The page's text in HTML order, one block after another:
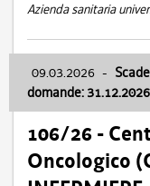
Azienda sanitaria
09.03.2026 -
domande: 31.12.2026
106/26 -
Oncologico